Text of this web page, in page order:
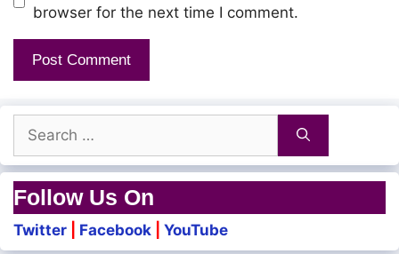
browser for the next time I comment.
Search
for:
Follow Us On
Twitter Facebook YouTube